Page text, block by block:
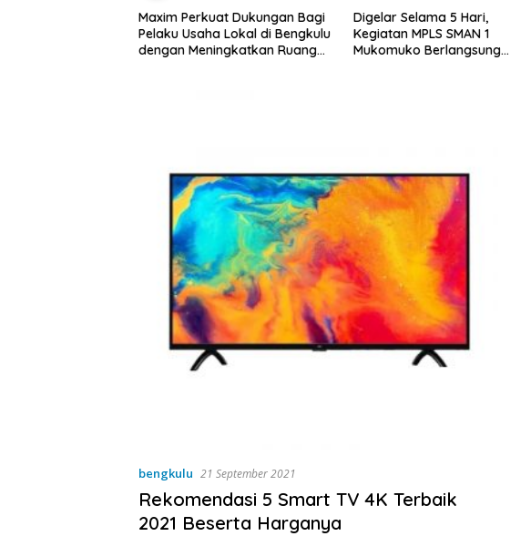
Digelar Selama 5 Hari,
Kegiatan MPLS SMAN 1
Mukomuko Berlangsung
Pemdes Talang Kuning Gelar
Rembug Stunting
bengkulu 21 September 2021
Rekomendasi 5 Smart TV 4K Terbaik
2021 Beserta Harganya